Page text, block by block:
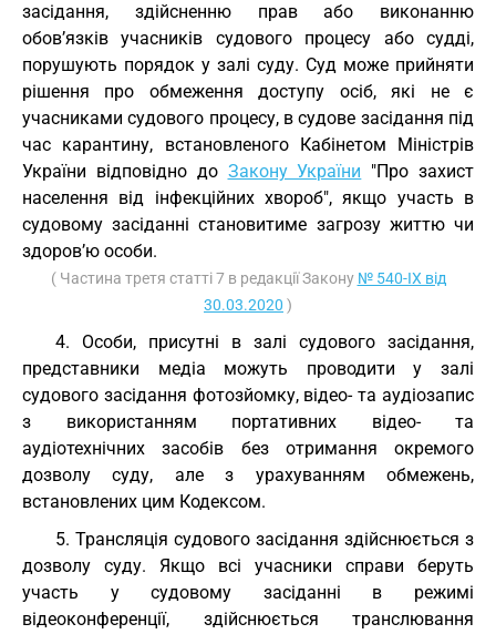
засідання, здійсненню прав або виконанню
обов’язків учасників судового процесу або судді,
порушують порядок у залі суду. Суд може прийняти
рішення про обмеження доступу осіб, які не є
учасниками судового процесу, в судове засідання під
час карантину, встановленого Кабінетом Міністрів
України відповідно до Закону України "Про захист
населення від інфекційних хвороб", якщо участь в
судовому засіданні становитиме загрозу життю чи
здоров’ю особи.
( Частина третя статті 7 в редакції Закону № 540-IX від
30.03.2020 )
4. Особи, присутні в залі судового засідання,
представники медіа можуть проводити у залі
судового засідання фотозйомку, відео- та аудіозапис
з використанням портативних відео- та
аудіотехнічних засобів без отримання окремого
дозволу суду, але з урахуванням обмежень,
встановлених цим Кодексом.
5. Трансляція судового засідання здійснюється з
дозволу суду. Якщо всі учасники справи беруть
участь у судовому засіданні в режимі
відеоконференції, здійснюється транслювання